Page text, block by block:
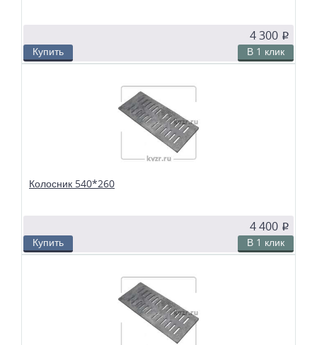
4 300 p
Купить В 1 клик
Колосники чугунные 540х250 применяются в слоевых топках
твердотопливных водогрейных и паровых котлов. Чтобы поддерживать в
топке устойчивый слой горящего топлива, дров, угля или брикетов, из
колосников собираются колосниковые решетки.
Колосник 540*260
4 400 p
Купить В 1 клик
Колосники чугунные 540*260 применяются в слоевых топках
твердотопливных водогрейных и паровых котлов. Чтобы поддерживать в
топке устойчивый слой горящего топлива, дров, угля или брикетов, из
колосников собираются колосниковые решетки.